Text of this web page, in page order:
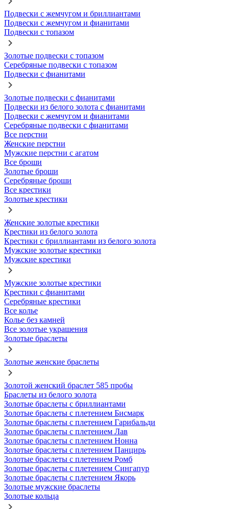
Подвески с жемчугом и бриллиантами
Подвески с жемчугом и фианитами
Подвески с топазом
Золотые подвески с топазом
Серебряные подвески с топазом
Подвески с фианитами
Золотые подвески с фианитами
Подвески из белого золота с фианитами
Подвески с жемчугом и фианитами
Серебряные подвески с фианитами
Все перстни
Женские перстни
Мужские перстни с агатом
Все броши
Золотые броши
Серебряные броши
Все крестики
Золотые крестики
Женские золотые крестики
Крестики из белого золота
Крестики с бриллиантами из белого золота
Мужские золотые крестики
Мужские крестики
Мужские золотые крестики
Крестики с фианитами
Серебряные крестики
Все колье
Колье без камней
Все золотые украшения
Золотые браслеты
Золотые женские браслеты
Золотой женский браслет 585 пробы
Браслеты из белого золота
Золотые браслеты с бриллиантами
Золотые браслеты с плетением Бисмарк
Золотые браслеты с плетением Гарибальди
Золотые браслеты с плетением Лав
Золотые браслеты с плетением Нонна
Золотые браслеты с плетением Панцирь
Золотые браслеты с плетением Ромб
Золотые браслеты с плетением Сингапур
Золотые браслеты с плетением Якорь
Золотые мужские браслеты
Золотые кольца